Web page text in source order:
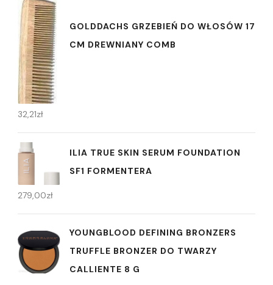
GOLDDACHS GRZEBIEŃ DO WŁOSÓW 17
CM DREWNIANY COMB
32,21zł
ILIA TRUE SKIN SERUM FOUNDATION
SF1 FORMENTERA
279,00zł
YOUNGBLOOD DEFINING BRONZERS
TRUFFLE BRONZER DO TWARZY
CALLIENTE 8 G